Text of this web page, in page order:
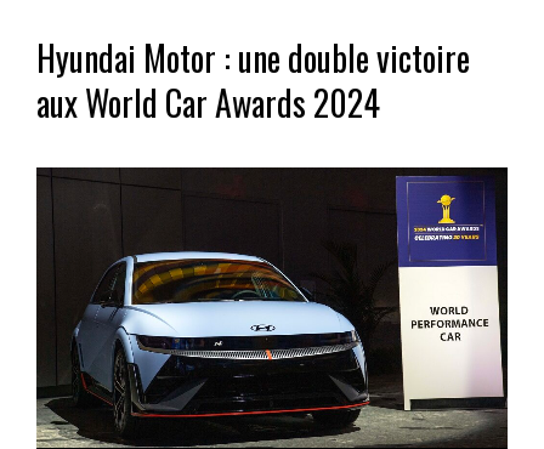
Hyundai Motor : une double victoire
aux World Car Awards 2024